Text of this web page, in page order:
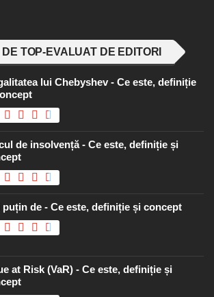
TOP-EVALUAT DE EDITORI
lui Chebyshev - Ce este, definiție
de insolvență - Ce este, definiție și
puțin de - Ce este, definiție și concept
at Risk (VaR) - Ce este, definiție și